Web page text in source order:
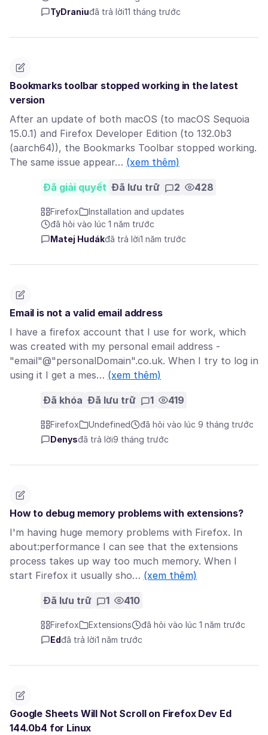
TyDraniuđã trả lời11 tháng trước
Bookmarks toolbar stopped working in the latest
version
After an update of both macOS (to macOS Sequoia
15.0.1) and Firefox Developer Edition (to 132.0b3
(aarch64)), the Bookmarks Toolbar stopped working.
The same issue appear… (xem thêm)
Đã giải quyết Đã lưu trữ 2 428
Firefox
Installation and updates
đã hỏi vào lúc 1 năm trước
Matej Hudákđã trả lời1 năm trước
Email is not a valid email address
I have a firefox account that I use for work, which
was created with my personal email address -
"email"@"personalDomain".co.uk. When I try to log in
using it I get a mes… (xem thêm)
Đã khóa Đã lưu trữ 1 419
Firefox Undefined
đã hỏi vào lúc 9 tháng trước
Denysđã trả lời9 tháng trước
How to debug memory problems with extensions?
I'm having huge memory problems with Firefox. In
about:performance I can see that the extensions
process takes up way too much memory. When I
start Firefox it usually sho… (xem thêm)
Đã lưu trữ 1 410
Firefox Extensions
đã hỏi vào lúc 1 năm trước
Edđã trả lời1 năm trước
Google Sheets Will Not Scroll on Firefox Dev Ed
144.0b4 for Linux